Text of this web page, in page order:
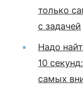
только
с задачей
Надо
10
самых